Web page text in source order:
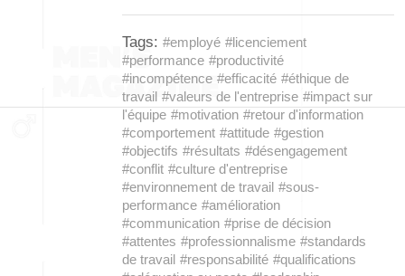
Tags: #employé #licenciement
#performance #productivité
#incompétence #efficacité #éthique de
travail #valeurs de l'entreprise #impact sur
l'équipe #motivation #retour d'information
#comportement #attitude #gestion
#objectifs #résultats #désengagement
#conflit #culture d'entreprise
#environnement de travail #sous-
performance #amélioration
#communication #prise de décision
#attentes #professionnalisme #standards
de travail #responsabilité #qualifications